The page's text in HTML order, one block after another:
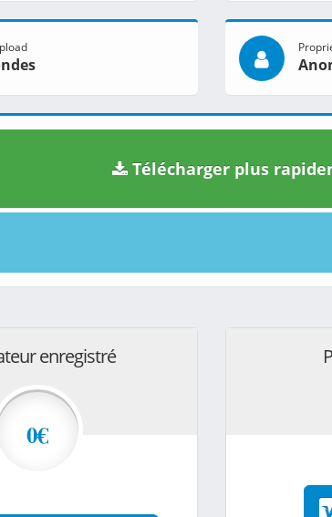
Télécharger plus
enregistré
0€